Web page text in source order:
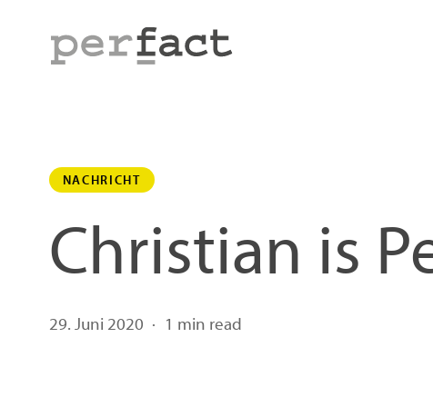
NACHRICHT
Christian is
29. Juni 2020 1 min read